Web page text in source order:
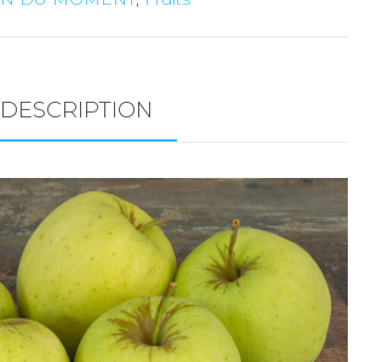
DESCRIPTION